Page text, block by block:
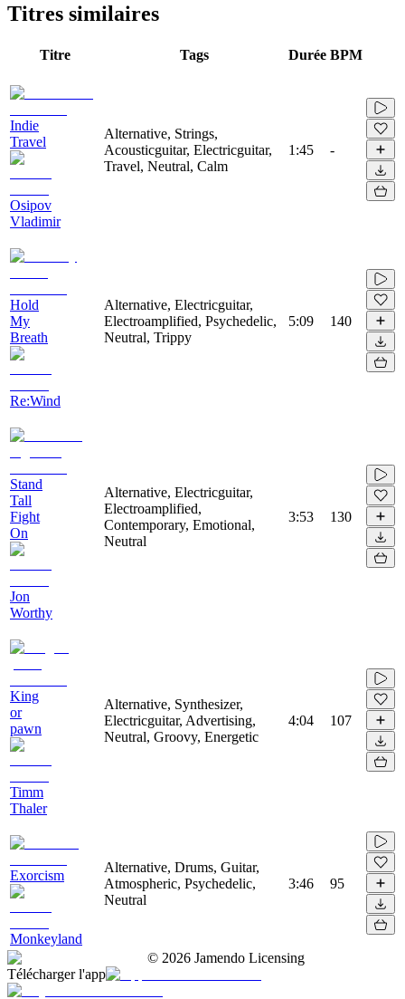
Titres similaires
Titre Tags Durée BPM
Indie
Travel
Osipov
Vladimir
Alternative, Strings,
Acousticguitar, Electricguitar,
Travel, Neutral, Calm
1:45 -
Hold
My
Breath
Re:Wind
Alternative, Electricguitar,
Electroamplified, Psychedelic,
Neutral, Trippy
5:09 140
Stand
Tall
Fight
On
Jon
Worthy
Alternative, Electricguitar,
Electroamplified,
Contemporary, Emotional,
Neutral
3:53 130
King
or
pawn
Timm
Thaler
Alternative, Synthesizer,
Electricguitar, Advertising,
Neutral, Groovy, Energetic
4:04 107
Exorcism
Monkeyland
Alternative, Drums, Guitar,
Atmospheric, Psychedelic,
Neutral
3:46 95
© 2026 Jamendo Licensing
Télécharger l'app